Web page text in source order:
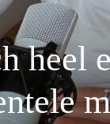
heel